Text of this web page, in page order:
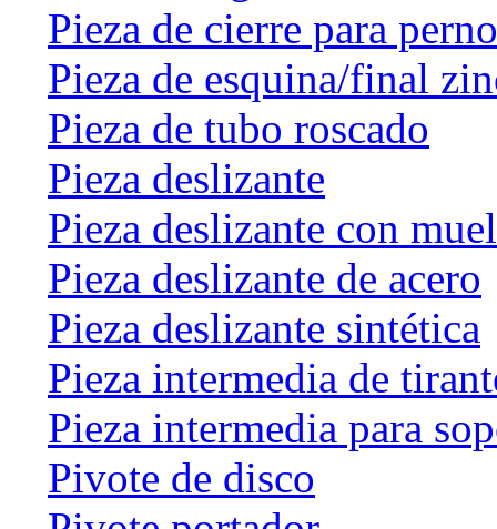
Pieza de cierre para
Pieza de esquina/final
Pieza de tubo roscado
Pieza deslizante
Pieza deslizante con
Pieza deslizante de acero
Pieza deslizante sintética
Pieza intermedia de
Pieza intermedia para
Pivote de disco